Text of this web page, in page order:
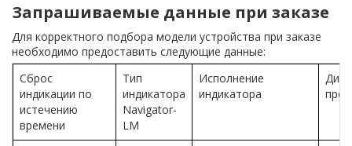
Запрашиваемые данные при заказе
Для корректного подбора модели устройства при заказе
необходимо предоставить следующие данные:
Сброс
индикации по
истечению
времени
Тип
индикатора
Navigator-
LM
Исполнение
индикатора